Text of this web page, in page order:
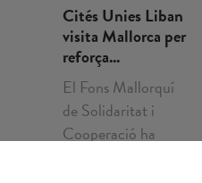
Cités Unies Liban
visita Mallorca per
reforça...
El Fons Mallorquí
de Solidaritat i
Cooperació ha